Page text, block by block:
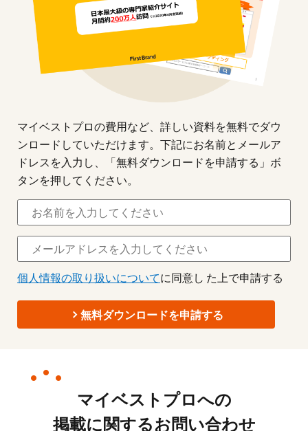
マイベストプロの費用など、詳しい資料を無料でダウ
ンロードしていただけます。下記にお名前とメールア
ドレスを入力し、「無料ダウンロードを申請する」ボ
タンを押してください。
個人情報の取り扱いについてに同意し た上で申請する
無料ダウンロードを申請する
マイベストプロへの
掲載に関するお問い合わせ